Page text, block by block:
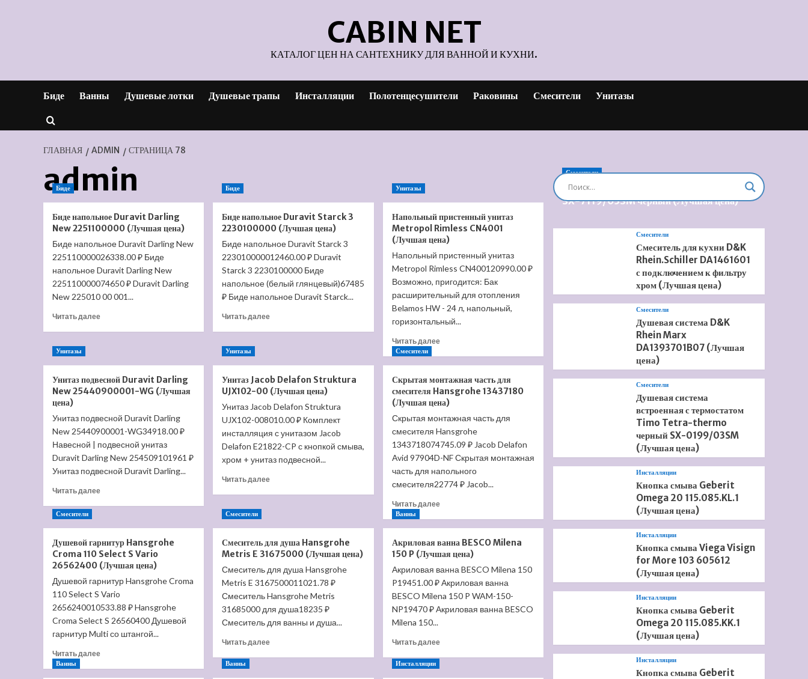
CABIN NET
КАТАЛОГ ЦЕН НА САНТЕХНИКУ ДЛЯ ВАННОЙ И КУХНИ.
Биде Ванны Душевые лотки Душевые трапы Инсталляции Полотенцесушители Раковины Смесители Унитазы
ГЛАВНАЯ ADMIN СТРАНИЦА 78
admin
Биде
Биде напольное Duravit Darling
New 2251100000 (Лучшая цена)
Биде напольное Duravit Darling New
225110000026338.00 ₽ Биде
напольное Duravit Darling New
225110000074650 ₽ Duravit Darling
New 225010 00 001...
Читать далееПрочитать
Darling
New
(Лучшая
цена)
Биде
Биде напольное Duravit Starck 3
2230100000 (Лучшая цена)
Биде напольное Duravit Starck 3
223010000012460.00 ₽ Duravit
Starck 3 2230100000 Биде
напольное (белый глянцевый)67485
₽ Биде напольное Duravit Starck...
Читать далееПрочитать
Starck
3
2230100000
(Лучшая
Унитазы
Напольный пристенный унитаз
Metropol Rimless CN4001
(Лучшая цена)
Напольный пристенный унитаз
Metropol Rimless CN400120990.00 ₽
Возможно, пригодится: Бак
расширительный для отопления
Belamos HW - 24 л, напольный,
горизонтальный...
Читать далееПрочитать
пристенный
унитаз
Metropol
Rimless
CN4001
(Лучшая
цена)
Унитазы
Унитаз подвесной Duravit Darling
New 25440900001-WG (Лучшая
цена)
Унитаз подвесной Duravit Darling
New 25440900001-WG34918.00 ₽
Навесной | подвесной унитаз
Duravit Darling New 254509101961 ₽
Унитаз подвесной Duravit Darling...
Читать далееПрочитать
Duravit
Darling
New
25440900001-
WG
(Лучшая
Унитазы
Унитаз Jacob Delafon Struktura
UJX102-00 (Лучшая цена)
Унитаз Jacob Delafon Struktura
UJX102-008010.00 ₽ Комплект
инсталляция с унитазом Jacob
Delafon E21822-CP с кнопкой смыва,
хром + унитаз подвесной...
Читать далееПрочитать
Struktura
UJX102-
00
(Лучшая
цена)
Смесители
Скрытая монтажная часть для
смесителя Hansgrohe 13437180
(Лучшая цена)
Скрытая монтажная часть для
смесителя Hansgrohe
1343718074745.09 ₽ Jacob Delafon
Avid 97904D-NF Скрытая монтажная
часть для напольного
смесителя22774 ₽ Jacob...
Читать далееПрочитать
монтажная
часть
для
смесителя
Hansgrohe
13437180
(Лучшая
Смесители
Душевой гарнитур Hansgrohe
Croma 110 Select S Vario
26562400 (Лучшая цена)
Душевой гарнитур Hansgrohe Croma
110 Select S Vario
2656240010533.88 ₽ Hansgrohe
Croma Select S 26560400 Душевой
гарнитур Multi со штангой...
Читать далееПрочитать
Смесители
Смеситель для душа Hansgrohe
Metris E 31675000 (Лучшая цена)
Смеситель для душа Hansgrohe
Metris E 3167500011021.78 ₽
Смеситель Hansgrohe Metris
31685000 для душа18235 ₽
Смеситель для ванны и душа...
Читать далееПрочитать
Ванны
Акриловая ванна BESCO Milena
150 P (Лучшая цена)
Акриловая ванна BESCO Milena 150
P19451.00 ₽ Акриловая ванна
BESCO Milena 150 P WAM-150-
NP19470 ₽ Акриловая ванна BESCO
Milena 150...
Читать далееПрочитать
Ванны Ванны Инсталляции
Смесители
Душевая система встроенная Timo Briana
SX-7119/03SM черный (Лучшая цена)
Смесители
Смеситель для кухни D&K
Rhein.Schiller DA1461601
с подключением к фильтру
хром (Лучшая цена)
Смесители
Душевая система D&K
Rhein Marx
DA1393701B07 (Лучшая
цена)
Смесители
Душевая система
встроенная с термостатом
Timo Tetra-thermo
черный SX-0199/03SM
(Лучшая цена)
Инсталляции
Кнопка смыва Geberit
Omega 20 115.085.KL.1
(Лучшая цена)
Инсталляции
Кнопка смыва Viega Visign
for More 103 605612
(Лучшая цена)
Инсталляции
Кнопка смыва Geberit
Omega 20 115.085.KK.1
(Лучшая цена)
Инсталляции
Кнопка смыва Geberit